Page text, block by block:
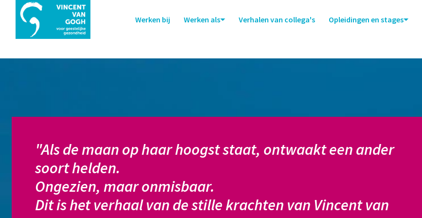
Overslaan
Homepagina
Werken bij Werken als Verhalen van collega's Opleidingen en stages
"Als de maan op haar hoogst staat, ontwaakt een ander
soort helden.
Ongezien, maar onmisbaar.
Dit is het verhaal van de stille krachten van Vincent van